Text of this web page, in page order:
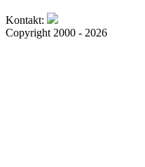
Kontakt:
Copyright 2000 - 2026